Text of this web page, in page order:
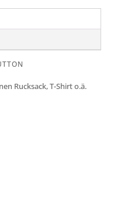
Rucksack, T-Shirt o.ä.